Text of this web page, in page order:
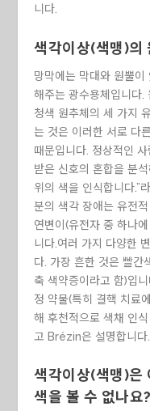
니다.
색각이상(색맹)의
망막에는 막대와 원뿔이
해주는 광수용체입니다.
청색 원추체의 세 가지
는 것은 이러한 서로 다
때문입니다. 정상적인
받은 신호의 혼합을 분
위의 색을 인식합니다.”
분의 색각 장애는 유전
연변이(유전자 중 하나
니다.여러 가지 다양한
다. 가장 흔한 것은 빨간
축 색약증이라고 함)입
정 약물(특히 결핵 치료
해 후천적으로 색채 인
고 Brézin은 설명합니다.
색각이상(색맹)은
색을 볼 수 없나요?